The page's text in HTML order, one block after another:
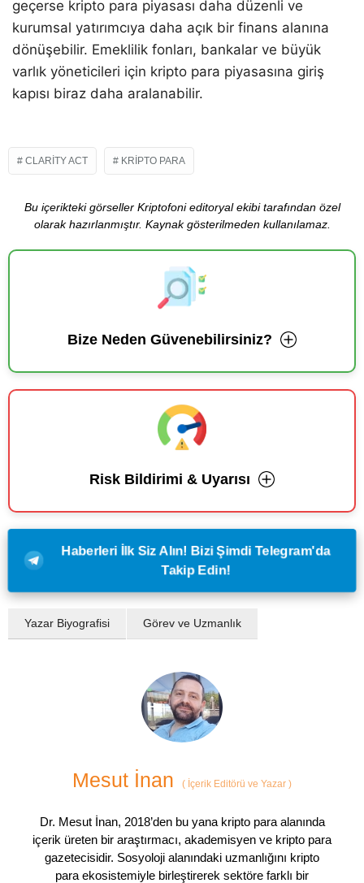
geçerse kripto para piyasası daha düzenli ve
kurumsal yatırımcıya daha açık bir finans alanına
dönüşebilir. Emeklilik fonları, bankalar ve büyük
varlık yöneticileri için kripto para piyasasına giriş
kapısı biraz daha aralanabilir.
CLARITY ACT KRIPTO PARA
Bu içerikteki görseller Kriptofoni editoryal ekibi tarafından özel
olarak hazırlanmıştır. Kaynak gösterilmeden kullanılamaz.
Bize Neden Güvenebilirsiniz?
Risk Bildirimi & Uyarısı
Haberleri İlk Siz Alın! Bizi Şimdi Telegram'da
Takip Edin!
Yazar Biyografisi Görev ve Uzmanlık
Mesut İnan ( İçerik Editörü ve Yazar )
Dr. Mesut İnan, 2018’den bu yana kripto para alanında
içerik üreten bir araştırmacı, akademisyen ve kripto para
gazetecisidir. Sosyoloji alanındaki uzmanlığını kripto
para ekosistemiyle birleştirerek sektöre farklı bir